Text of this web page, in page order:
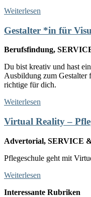
Weiterlesen
Gestalter *in für
Berufsfindung,
Du bist kreativ und hast
Ausbildung zum Gestalter
richtige für dich.
Weiterlesen
Virtual Reality –
Advertorial, SERVICE
Pflegeschule geht mit
Weiterlesen
Interessante Rubriken